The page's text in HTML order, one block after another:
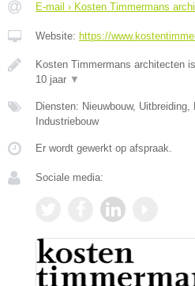
E-mail › Kosten Timmermans
Website: https://
Kosten Timmermans architecten
10 jaar ▼
Diensten: Nieuwbouw,
Industriebouw
Er wordt gewerkt op afspraak.
Sociale media: